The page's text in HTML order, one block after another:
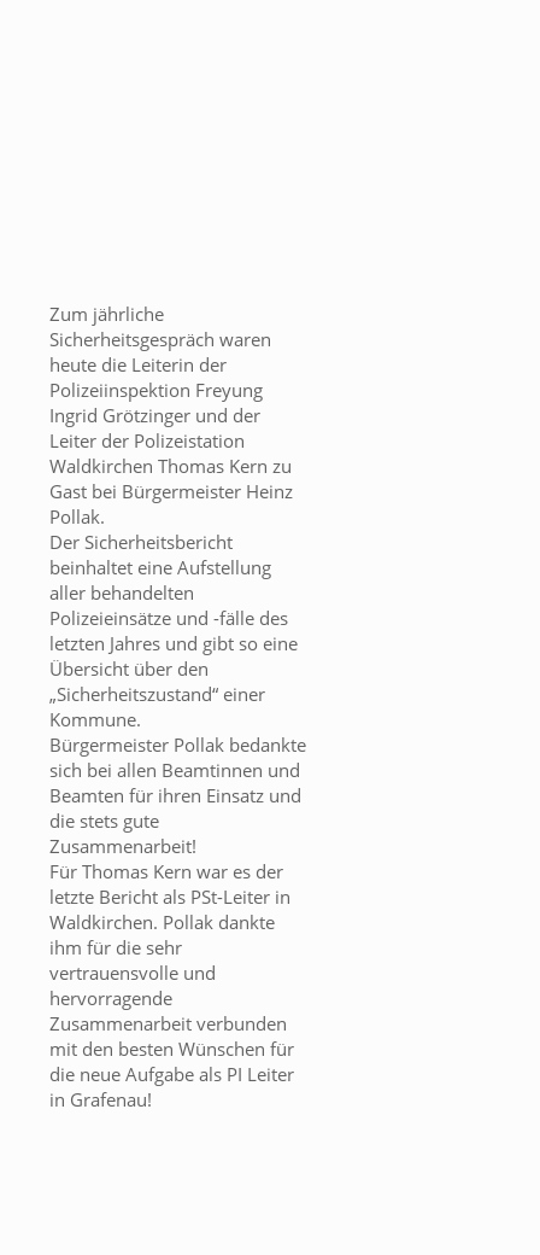
Zum jährliche
Sicherheitsgespräch waren
heute die Leiterin der
Polizeiinspektion Freyung
Ingrid Grötzinger und der
Leiter der Polizeistation
Waldkirchen Thomas Kern zu
Gast bei Bürgermeister Heinz
Pollak.
Der Sicherheitsbericht
beinhaltet eine Aufstellung
aller behandelten
Polizeieinsätze und -fälle des
letzten Jahres und gibt so eine
Übersicht über den
„Sicherheitszustand“ einer
Kommune.
Bürgermeister Pollak bedankte
sich bei allen Beamtinnen und
Beamten für ihren Einsatz und
die stets gute
Zusammenarbeit!
Für Thomas Kern war es der
letzte Bericht als PSt-Leiter in
Waldkirchen. Pollak dankte
ihm für die sehr
vertrauensvolle und
hervorragende
Zusammenarbeit verbunden
mit den besten Wünschen für
die neue Aufgabe als PI Leiter
in Grafenau!